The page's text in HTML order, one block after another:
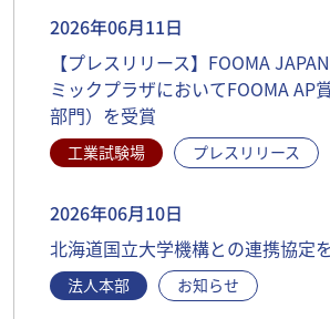
2026年06月11日
【プレスリリース】FOOMA
ミックプラザにおいてFOOMA AP
部門）を受賞
工業試験場 プレスリリース
2026年06月10日
北海道国立大学機構との連携協定
法人本部 お知らせ